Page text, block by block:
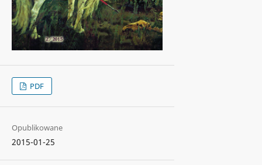
PDF
Opublikowane
2015-01-25